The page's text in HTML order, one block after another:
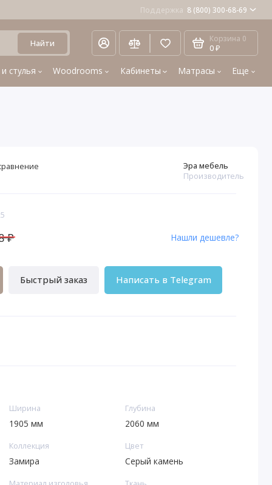
Поддержка 8 (800) 300-68-69
Найти Корзина 0
0 ₽
стулья Woodrooms Кабинеты Матрасы Еще
Эра мебель
Производитель
₽
Быстрый заказ Написать в Telegram
Нашли дешевле?
Ширина
1905 мм
Глубина
2060 мм
Коллекция
Замира
Цвет
Серый камень